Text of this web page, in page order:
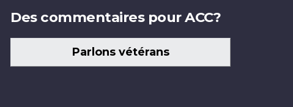
Des commentaires pour ACC?
Parlons vétérans